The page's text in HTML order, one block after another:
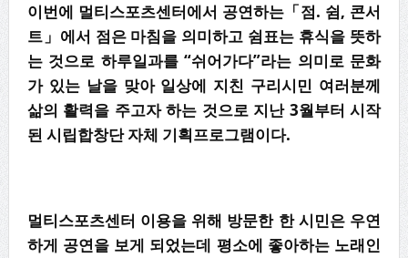
이번에 멀티스포츠센터에서 공연하는「점. 쉼, 콘서
트」에서 점은 마침을 의미하고 쉼표는 휴식을 뜻하
는 것으로 하루일과를 “쉬어가다”라는 의미로 문화
가 있는 날을 맞아 일상에 지친 구리시민 여러분께
삶의 활력을 주고자 하는 것으로 지난 3월부터 시작
된 시립합창단 자체 기획프로그램이다.
멀티스포츠센터 이용을 위해 방문한 한 시민은 우연
하게 공연을 보게 되었는데 평소에 좋아하는 노래인